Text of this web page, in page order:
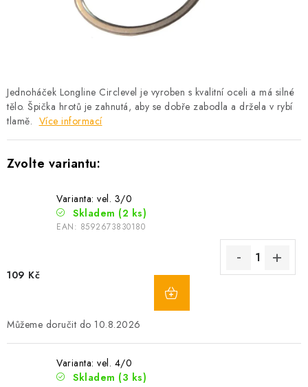
Péče o rybu
Lov s lodí
Jednoháček Longline Circlevel je vyroben s kvalitní oceli a má silné
tělo. Špička hrotů je zahnutá, aby se dobře zabodla a držela v rybí
tlamě. Více informací
Varianta: vel. 3/0
Skladem (2 ks)
EAN: 8592673830180
109 Kč
10.8.2026
Varianta: vel. 4/0
Skladem (3 ks)